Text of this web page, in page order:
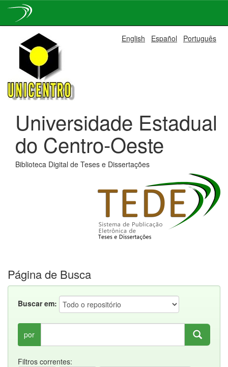
navigation
English Español Português
Universidade Estadual
do Centro-Oeste
Biblioteca Digital de Teses e Dissertações
Página de Busca
Buscar em:
por
Filtros correntes: